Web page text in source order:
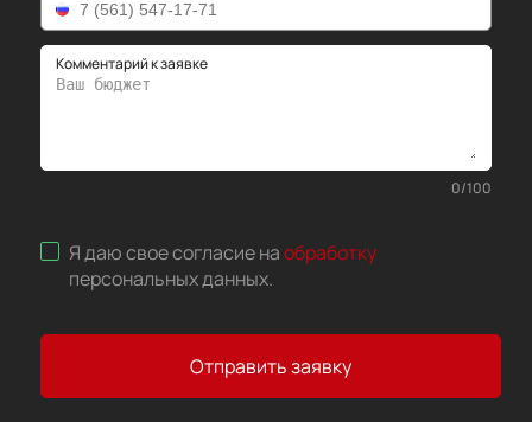
Комментарий к заявке
0/100
Я даю свое согласие наобработку
персональных данных.
Отправить заявку